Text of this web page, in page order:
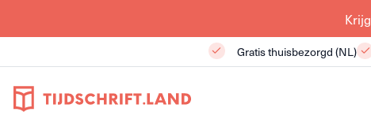
Krijg
Gratis thuisbezorgd (NL)